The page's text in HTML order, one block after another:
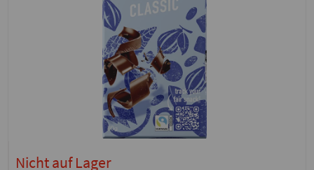
Nicht auf Lager